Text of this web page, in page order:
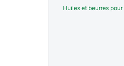
Huiles et beurres